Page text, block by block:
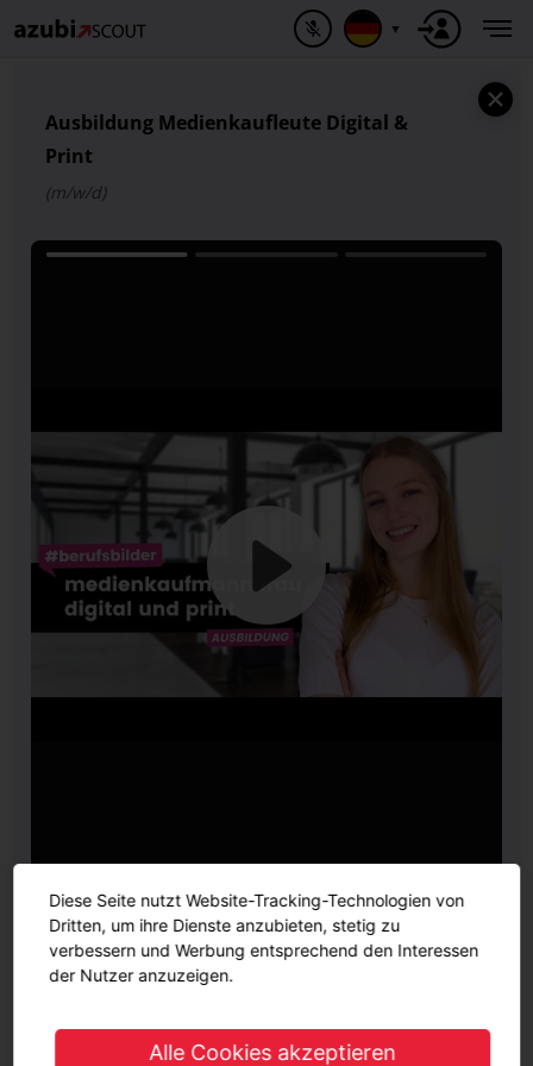
▼
Ausbildung Medienkaufleute Digital &
Print
(m/w/d)
Stellenprofil
Diese Seite nutzt Website-Tracking-Technologien von
Dritten, um ihre Dienste anzubieten, stetig zu
verbessern und Werbung entsprechend den Interessen
der Nutzer anzuzeigen.
Alle Cookies akzeptieren